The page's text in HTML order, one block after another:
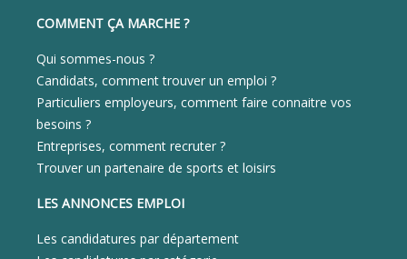
COMMENT ÇA MARCHE ?
Qui sommes-nous ?
Candidats, comment trouver un emploi ?
Particuliers employeurs, comment faire connaitre vos
besoins ?
Entreprises, comment recruter ?
Trouver un partenaire de sports et loisirs
LES ANNONCES EMPLOI
Les candidatures par département